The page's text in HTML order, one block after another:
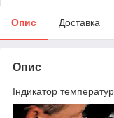
Опис Доставка
Опис
Індикатор